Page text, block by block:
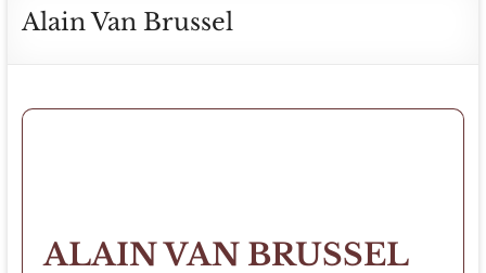
Alain Van Brussel
ALAIN VAN BRUSSEL